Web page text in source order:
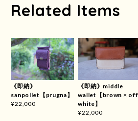
Related Items
《即納》
sanpollet【prugna】
¥22,000
《即納》middle
wallet【brown × off
white】
¥22,000